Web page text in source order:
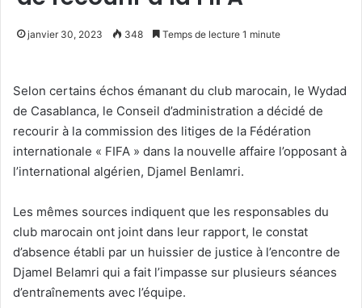
janvier 30, 2023 348 Temps de lecture 1 minute
Selon certains échos émanant du club marocain, le Wydad
de Casablanca, le Conseil d’administration a décidé de
recourir à la commission des litiges de la Fédération
internationale « FIFA » dans la nouvelle affaire l’opposant à
l’international algérien, Djamel Benlamri.
Les mêmes sources indiquent que les responsables du
club marocain ont joint dans leur rapport, le constat
d’absence établi par un huissier de justice à l’encontre de
Djamel Belamri qui a fait l’impasse sur plusieurs séances
d’entraînements avec l’équipe.